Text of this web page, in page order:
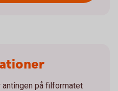
antingen på filformatet